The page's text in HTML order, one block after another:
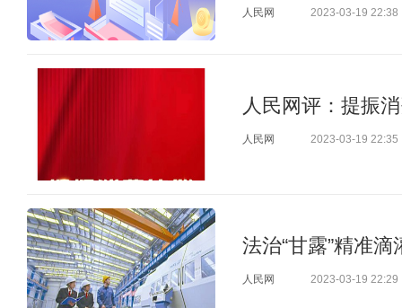
人民网 2023-03-19 22:38
人民网评：提振
人民网 2023-03-19 22:35
法治“甘露”精准滴
人民网 2023-03-19 22:29